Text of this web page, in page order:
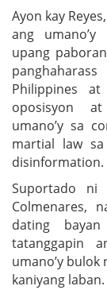
Ayon kay
ang
upang
Philippines
oposisyon
umano’y sa
martial law
disinformation.
Suportado ni
Colmenares,
dating
tatanggapin
umano’y
kaniyang laban.